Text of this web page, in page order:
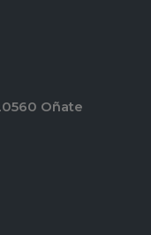
Oñate